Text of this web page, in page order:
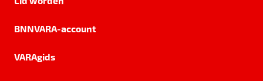
BNNVARA-account
VARAgids